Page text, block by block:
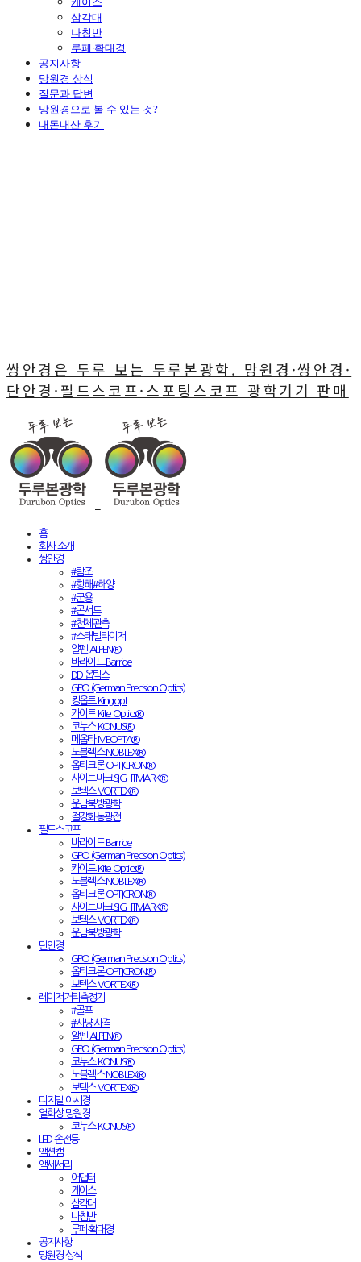
삼각대
나침반
루페·확대경
공지사항
망원경 상식
질문과 답변
망원경으로 볼 수 있는 것?
내돈내산 후기
쌍안경은 두루 보는 두루본광학. 망원경·쌍안경·
단안경·필드스코프·스포팅스코프 광학기기 판매
홈
회사 소개
쌍안경
#탐조
#항해#해양
#군용
#콘서트
#천체관측
#스태빌라이저
알펜 ALPEN®
바라이드 Barride
DD 옵틱스
GPO (German Precision Optics)
킹옵트 Kingopt
카이트 Kite Optics®
코누스 KONUS®
메옵타 MEOPTA®
노블렉스 NOBLEX®
옵티크론 OPTICRON®
사이트마크 SIGHTMARK®
보텍스 VORTEX®
운남북방광학
절강화동광전
필드스코프
바라이드 Barride
GPO (German Precision Optics)
카이트 Kite Optics®
노블렉스 NOBLEX®
옵티크론 OPTICRON®
사이트마크 SIGHTMARK®
보텍스 VORTEX®
운남북방광학
단안경
GPO (German Precision Optics)
옵티크론 OPTICRON®
보텍스 VORTEX®
레이저거리측정기
#골프
#사냥·사격
알펜 ALPEN®
GPO (German Precision Optics)
코누스 KONUS®
노블렉스 NOBLEX®
보텍스 VORTEX®
디지털 야시경
열화상 망원경
코누스 KONUS®
LED 손전등
액션캠
액세서리
어댑터
케이스
삼각대
나침반
루페·확대경
공지사항
망원경 상식